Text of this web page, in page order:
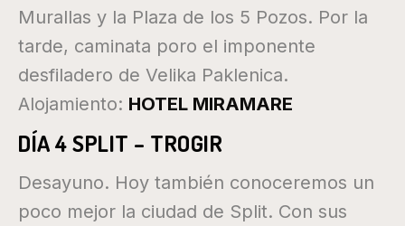
Murallas y la Plaza de los 5 Pozos. Por la
tarde, caminata poro el imponente
desfiladero de Velika Paklenica.
Alojamiento: HOTEL MIRAMARE
DÍA 4 SPLIT – TROGIR
Desayuno. Hoy también conoceremos un
poco mejor la ciudad de Split. Con sus